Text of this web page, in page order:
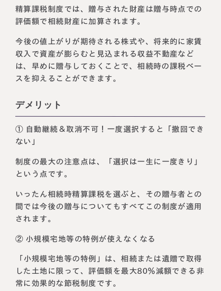
精算課税制度では、贈与された財産は贈与時点での
評価額で相続財産に加算されます。
今後の値上がりが期待される株式や、将来的に家賃
収入で資産が膨らむと見込まれる収益不動産など
は、早めに贈与しておくことで、相続時の課税ベー
スを抑えることができます。
デメリット
① 自動継続＆取消不可！一度選択すると「撤回でき
ない」
制度の最大の注意点は、「選択は一生に一度きり」
という点です。
いったん相続時精算課税を選ぶと、その贈与者との
間では今後の贈与についてもすべてこの制度が適用
されます。
② 小規模宅地等の特例が使えなくなる
「小規模宅地等の特例」は、相続または遺贈で取得
した土地に限って、評価額を最大80％減額できる非
常に効果的な節税制度です。